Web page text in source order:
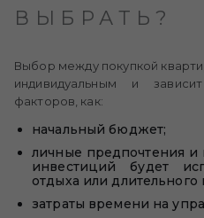
ВЫБРАТЬ?
Выбор между покупкой
индивидуальным и
факторов, как:
начальный бюджет;
личные предпочтения и
инвестиций будет
отдыха или
затраты времени на